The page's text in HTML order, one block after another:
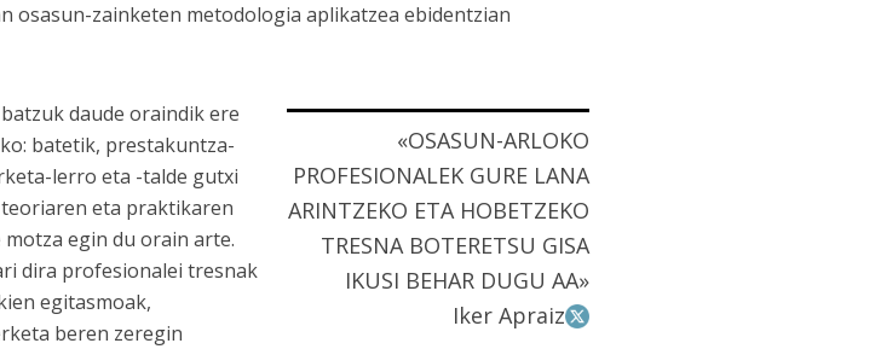
osasun-zainketen metodologia aplikatzea ebidentzian
«OSASUN-ARLOKO
PROFESIONALEK GURE LANA
ARINTZEKO ETA HOBETZEKO
TRESNA BOTERETSU GISA
IKUSI BEHAR DUGU AA»
Iker Apraiz
daude oraindik ere
batetik, prestakuntza-
lerro eta -talde gutxi
eta praktikaren
egin du orain arte.
dira profesionalei tresnak
egitasmoak,
beren zeregin